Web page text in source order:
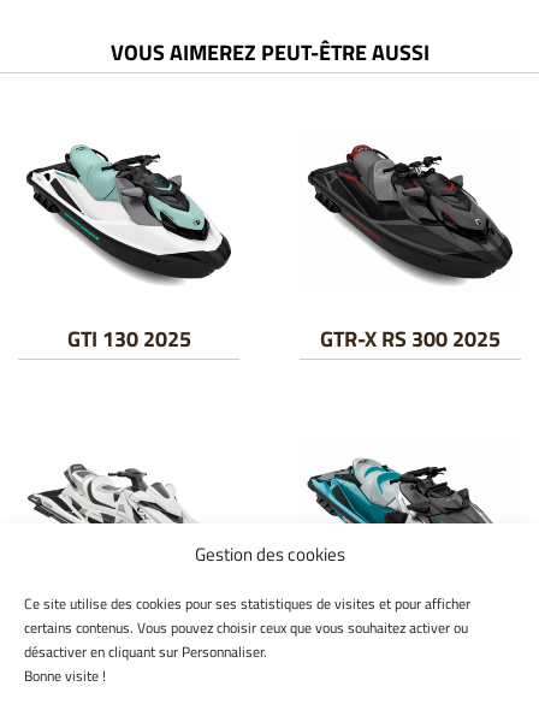
Gestion des cookies
Ce site utilise des cookies pour ses statistiques de visites et pour afficher
certains contenus. Vous pouvez choisir ceux que vous souhaitez activer ou
désactiver en cliquant sur Personnaliser.
Bonne visite !
VOUS AIMEREZ PEUT-ÊTRE AUSSI
GTI 130 2025 GTR-X RS 300 2025
VX CRUISER HO 2024